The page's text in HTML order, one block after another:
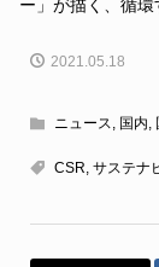
2021.05.18
ニュース, 国内,
CSR, サステナ